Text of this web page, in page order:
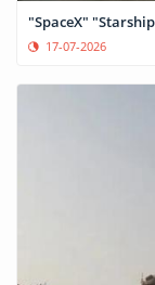
"SpaceX"
17-07-2026